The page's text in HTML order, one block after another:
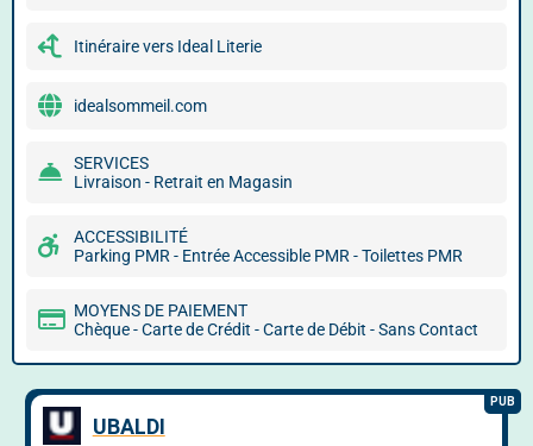
Itinéraire vers Ideal Literie
idealsommeil.com
SERVICES
Livraison - Retrait en Magasin
ACCESSIBILITÉ
Parking PMR - Entrée Accessible PMR - Toilettes PMR
MOYENS DE PAIEMENT
Chèque - Carte de Crédit - Carte de Débit - Sans Contact